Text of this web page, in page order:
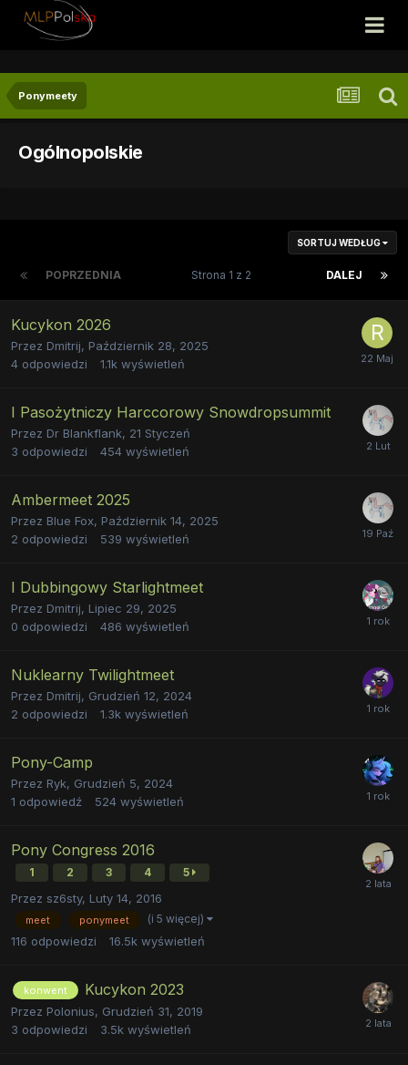
Ponymeety
Ogólnopolskie
SORTUJ WEDŁUG
POPRZEDNIA DALEJ
Strona 1 z 2
Kucykon 2026
Przez Dmitrij, Październik 28, 2025
4 odpowiedzi 1.1k wyświetleń
I Pasożytniczy Harccorowy Snowdropsummit
Przez Dr Blankflank, 21 Styczeń
3 odpowiedzi 454 wyświetleń
Ambermeet 2025
Przez Blue Fox, Październik 14, 2025
2 odpowiedzi 539 wyświetleń
I Dubbingowy Starlightmeet
Przez Dmitrij, Lipiec 29, 2025
0 odpowiedzi 486 wyświetleń
Nuklearny Twilightmeet
Przez Dmitrij, Grudzień 12, 2024
2 odpowiedzi 1.3k wyświetleń
Pony-Camp
Przez Ryk, Grudzień 5, 2024
1 odpowiedź 524 wyświetleń
Pony Congress 2016
1 2 3 4 5
Przez sz6sty, Luty 14, 2016
meet ponymeet (i 5 więcej)
116 odpowiedzi 16.5k wyświetleń
konwent Kucykon 2023
Przez Polonius, Grudzień 31, 2019
3 odpowiedzi 3.5k wyświetleń